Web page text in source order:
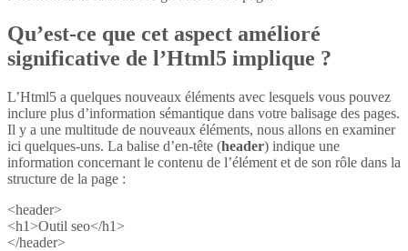
Qu’est-ce que cet aspect amélioré
significative de l’Html5 implique ?
L’Html5 a quelques nouveaux éléments avec lesquels vous pouvez
inclure plus d’information sémantique dans votre balisage des pages.
Il y a une multitude de nouveaux éléments, nous allons en examiner
ici quelques-uns. La balise d’en-tête (header) indique une
information concernant le contenu de l’élément et de son rôle dans la
structure de la page :
<header>
<h1>Outil seo</h1>
</header>